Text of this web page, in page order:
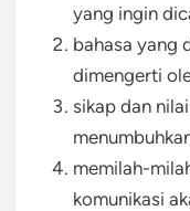
yang ingin
bahasa yang
dimengerti
sikap dan
memilah-
komunikasi